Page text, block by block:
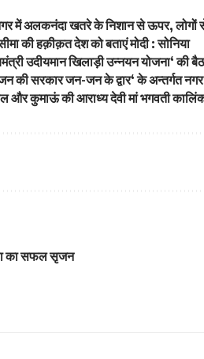
में अलकनंदा खतरे के निशान से ऊपर, लोगों
की हक़ीक़त देश को बताएं मोदी : सोनिया
उदीयमान खिलाड़ी उन्नयन योजना‘ की
की सरकार जन-जन के द्वार‘ के अन्तर्गत नगर
और कुमाऊं की आराध्य देवी मां भगवती
का सफल सृजन